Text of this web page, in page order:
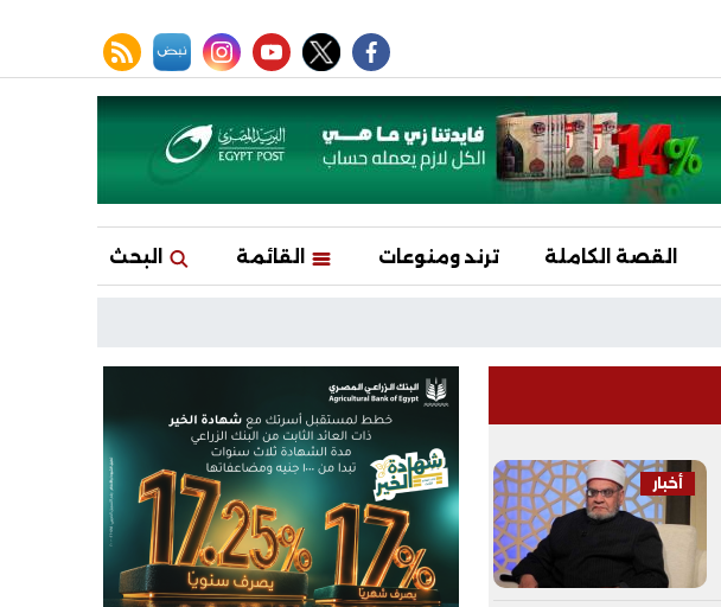
facebook
twitter
youtube
instagram
نبض rss feed
القصة الكاملة ترند ومنوعات القائمة البحث
أخبار